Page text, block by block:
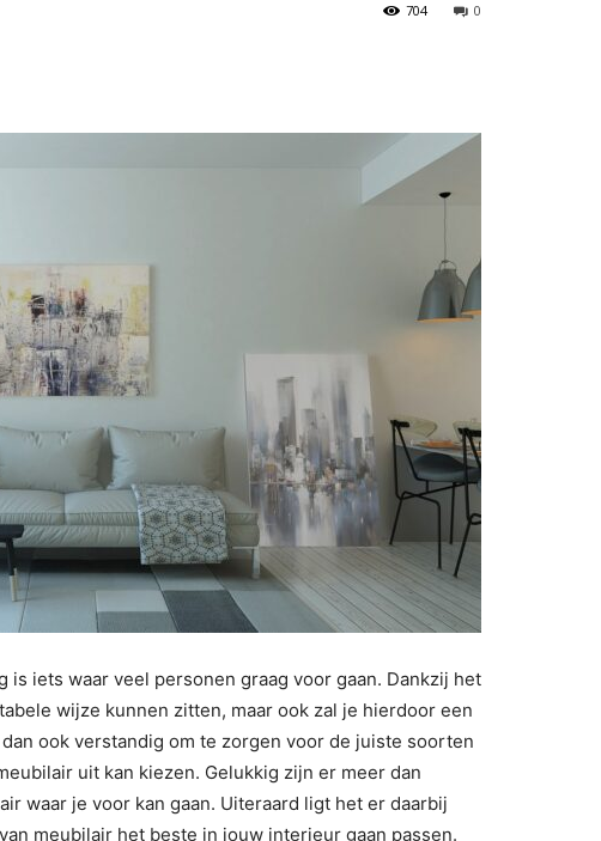
0
704
iets waar veel personen graag voor gaan. Dankzij het
wijze kunnen zitten, maar ook zal je hierdoor een
ook verstandig om te zorgen voor de juiste soorten
uit kan kiezen. Gelukkig zijn er meer dan
waar je voor kan gaan. Uiteraard ligt het er daarbij
meubilair het beste in jouw interieur gaan passen.